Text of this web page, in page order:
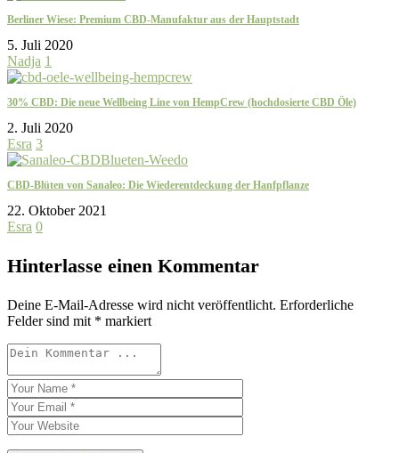
Berliner Wiese: Premium CBD-Manufaktur aus der Hauptstadt
5. Juli 2020
Nadja 1
30% CBD: Die neue Wellbeing Line von HempCrew (hochdosierte CBD Öle)
2. Juli 2020
Esra 3
CBD-Blüten von Sanaleo: Die Wiederentdeckung der Hanfpflanze
22. Oktober 2021
Esra 0
Hinterlasse einen Kommentar
Deine E-Mail-Adresse wird nicht veröffentlicht. Erforderliche
Felder sind mit * markiert